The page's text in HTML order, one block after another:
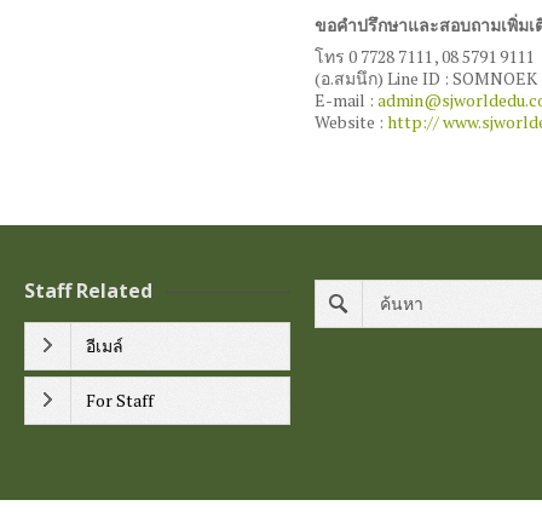
ขอคำปรึกษาและสอบถามเพิ่มเ
โทร 0 7728 7111 , 08 5791 9111
(อ.สมนึก) Line ID : SOMNOEK
E-mail :
Website : http://
Staff Related
อีเมล์
For Staff